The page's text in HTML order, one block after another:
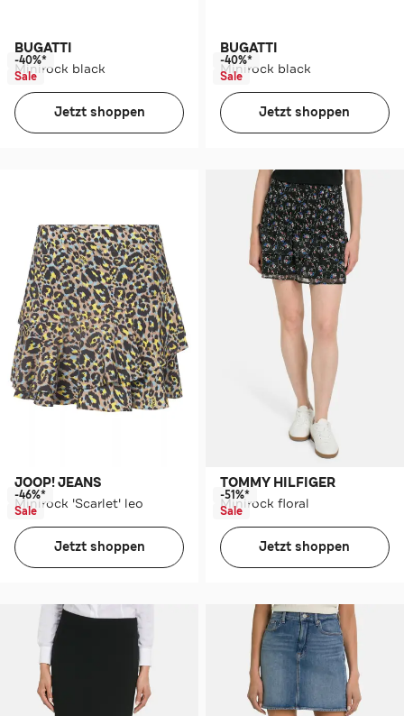
BUGATTI
Minirock black
-40%*
Sale
Jetzt shoppen
BUGATTI
Minirock black
-40%*
Sale
Jetzt shoppen
JOOP! JEANS
Minirock 'Scarlet' leo
-46%*
Sale
Jetzt shoppen
TOMMY HILFIGER
Minirock floral
-51%*
Sale
Jetzt shoppen